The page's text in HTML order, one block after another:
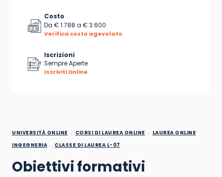
Costo
Da € 1.788 a € 3.600
Verifica costo agevolato
Iscrizioni
Sempre Aperte
Iscriviti Online
UNIVERSITÀ ONLINE CORSI DI LAUREA ONLINE
LAUREA ONLINE
INGEGNERIA
CLASSE DI LAUREA L-07
Obiettivi formativi